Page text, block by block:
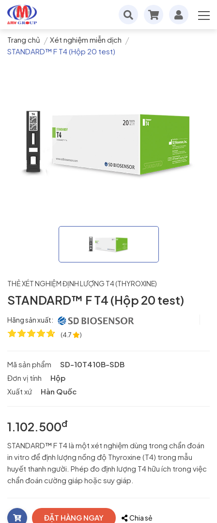
Trang chủ
Xét nghiệm miễn dịch
STANDARD™ F T4 (Hộp 20 test)
THẺ XÉT NGHIỆM ĐỊNH LƯỢNG T4 (THYROXINE)
STANDARD™ F T4 (Hộp 20 test)
Hãng sản xuất:
(4.7 )
Mã sản phẩm
SD-10T410B-SDB
Đơn vị tính
Hộp
Xuất xứ
Hàn Quốc
1.102.500đ
STANDARD™ F T4 là một xét nghiệm dùng trong chẩn đoán
in vitro để định lượng nồng độ Thyroxine (T4) trong mẫu
huyết thanh người. Phép đo định lượng T4 hữu ích trong việc
chẩn đoán cường giáp hoặc suy giáp.
ĐẶT HÀNG NGAY Chia sẻ